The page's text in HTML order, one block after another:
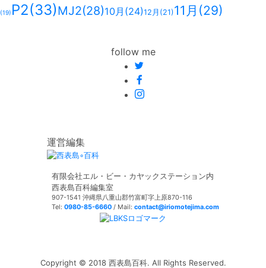
(19) P2(33)MJ2(28)10月 (24)12月 (21)11月 (29)
follow me
運営編集
有限会社エル・ビー・カヤックステーション内
西表島百科編集室
907-1541 沖縄県八重山郡竹富町字上原870-116
Tel: 0980-85-6660 / Mail: contact@iriomotejima.com
Copyright © 2018 西表島百科. All Rights Reserved.